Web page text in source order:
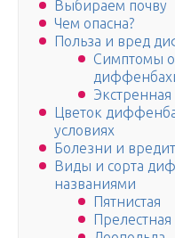
Выбираем почву
Чем опасна?
Польза и вред
Симптомы
Цветок
условиях
Болезни и
Виды и сорта
названиями
Пятнистая
Прелестная